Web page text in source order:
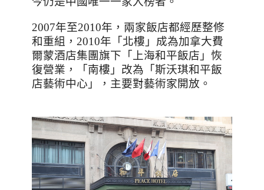
2007年至2010年，兩家飯店都經歷整修
和重組， 2010年「北樓」成為加拿大費
爾蒙酒店集團旗下「上海和平飯店」恢
復營業，「南樓」改為「斯沃琪和平飯
店藝術中心」，主要對藝術家開放。